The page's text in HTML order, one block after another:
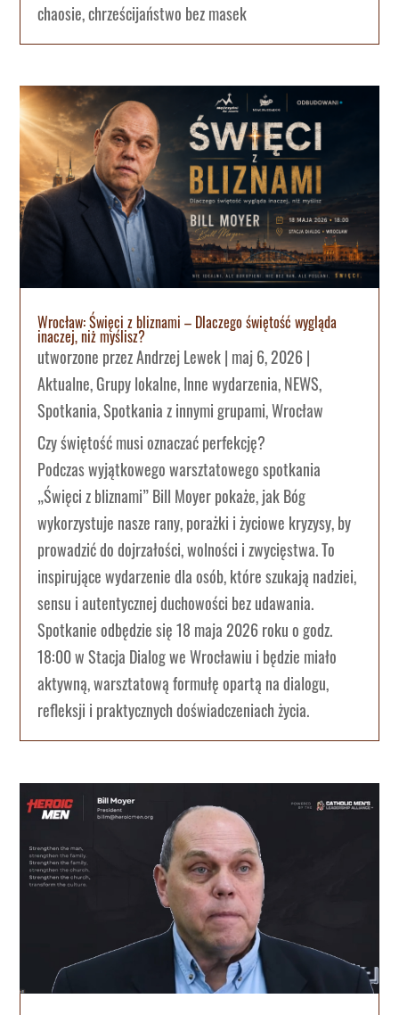
chaosie, chrześcijaństwo bez masek
Wrocław: Święci z bliznami – Dlaczego świętość wygląda
inaczej, niż myślisz?
utworzone przezAndrzej Lewek| maj 6, 2026|
Aktualne,Grupy lokalne,Inne wydarzenia,NEWS,
Spotkania,Spotkania z innymi grupami,Wrocław
Czy świętość musi oznaczać perfekcję?
Podczas wyjątkowego warsztatowego spotkania
„Święci z bliznami” Bill Moyer pokaże, jak Bóg
wykorzystuje nasze rany, porażki i życiowe kryzysy, by
prowadzić do dojrzałości, wolności i zwycięstwa. To
inspirujące wydarzenie dla osób, które szukają nadziei,
sensu i autentycznej duchowości bez udawania.
Spotkanie odbędzie się 18 maja 2026 roku o godz.
18:00 w Stacja Dialog we Wrocławiu i będzie miało
aktywną, warsztatową formułę opartą na dialogu,
refleksji i praktycznych doświadczeniach życia.